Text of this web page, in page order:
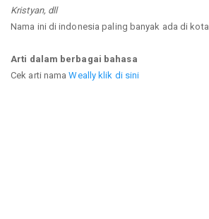
Kristyan, dll
Nama ini di indonesia paling banyak ada di kota
Arti dalam berbagai bahasa
Cek arti namaWeally klik di sini